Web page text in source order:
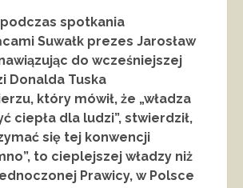
spotkania
Suwałk prezes Jarosław
do wcześniejszej
Donalda Tuska
który mówił, że „władza
ciepła dla ludzi”, stwierdził,
się tej konwencji
to cieplejszej władzy niż
Prawicy, w Polsce